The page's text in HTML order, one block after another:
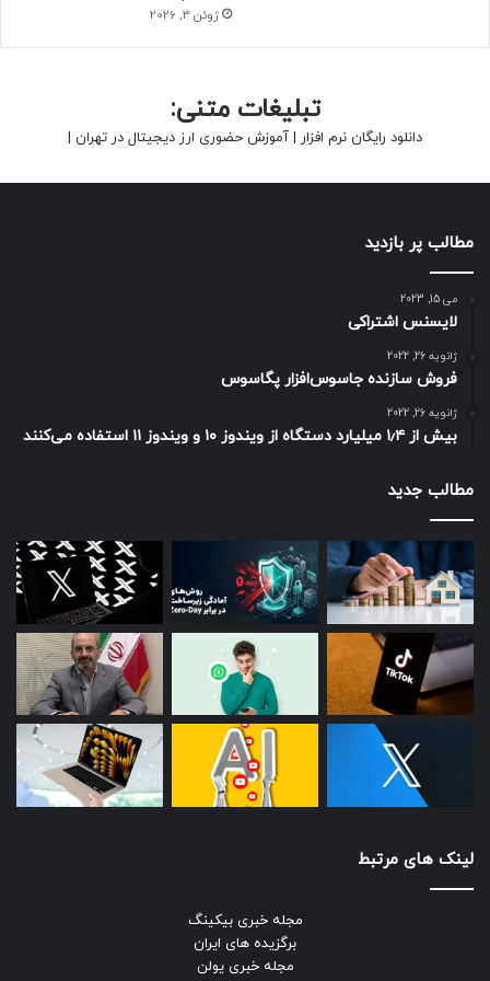
ژوئن 3, 2026
تبلیغات متنی:
دانلود رایگان نرم افزار | آموزش حضوری ارز دیجیتال در تهران |
مطالب پر بازدید
می 15, 2023
لایسنس اشتراکی
ژانویه 26, 2022
فروش سازنده جاسوس‌افزار پگاسوس
ژانویه 26, 2022
بیش از ۱٫۴ میلیارد دستگاه از ویندوز ۱۰ و ویندوز ۱۱ استفاده می‌کنند
مطالب جدید
لینک های مرتبط
مجله خبری بیکینگ
برگزیده های ایران
مجله خبری یولن